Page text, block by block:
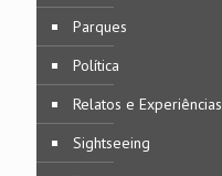
Parques
Política
Relatos e Experiências
Sightseeing